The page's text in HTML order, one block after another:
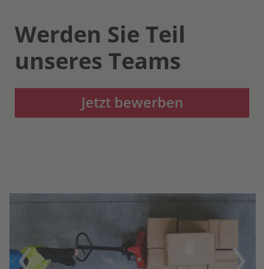
Werden Sie Teil
unseres Teams
Jetzt bewerben
Previous Next